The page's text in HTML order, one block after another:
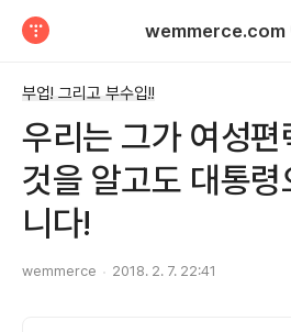
wemmerce.com
부업! 그리고 부수입!!
우리는 그가 여성
것을 알고도 대통
니다!
wemmerce 2018. 2. 7. 22:41